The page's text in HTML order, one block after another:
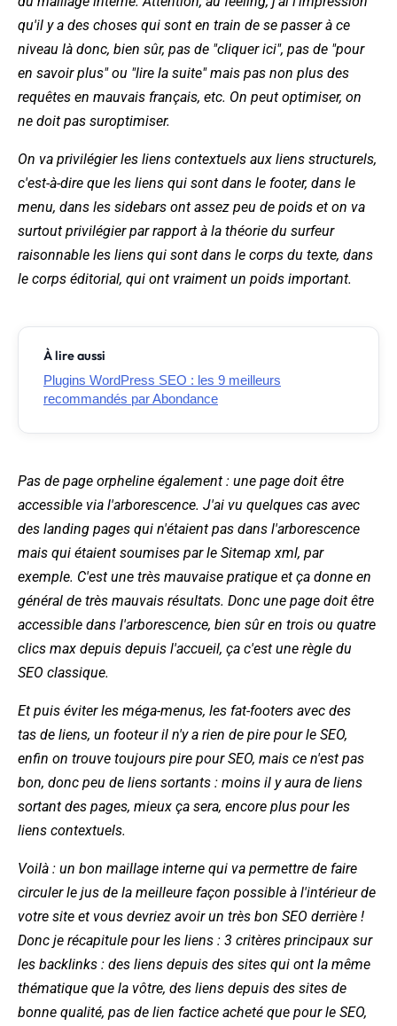
qu'il y a des choses qui sont en train de se passer à ce
niveau là donc, bien sûr, pas de "cliquer ici", pas de "pour
en savoir plus" ou "lire la suite" mais pas non plus des
requêtes en mauvais français, etc. On peut optimiser, on
ne doit pas suroptimiser.
On va privilégier les liens contextuels aux liens structurels,
c'est-à-dire que les liens qui sont dans le footer, dans le
menu, dans les sidebars ont assez peu de poids et on va
surtout privilégier par rapport à la théorie du surfeur
raisonnable les liens qui sont dans le corps du texte, dans
le corps éditorial, qui ont vraiment un poids important.
À lire aussi
Plugins WordPress SEO : les 9 meilleurs
recommandés par Abondance
Pas de page orpheline également : une page doit être
accessible via l'arborescence. J'ai vu quelques cas avec
des landing pages qui n'étaient pas dans l'arborescence
mais qui étaient soumises par le Sitemap xml, par
exemple. C'est une très mauvaise pratique et ça donne en
général de très mauvais résultats. Donc une page doit être
accessible dans l'arborescence, bien sûr en trois ou quatre
clics max depuis depuis l'accueil, ça c'est une règle du
SEO classique.
Et puis éviter les méga-menus, les fat-footers avec des
tas de liens, un footeur il n'y a rien de pire pour le SEO,
enfin on trouve toujours pire pour SEO, mais ce n'est pas
bon, donc peu de liens sortants : moins il y aura de liens
sortant des pages, mieux ça sera, encore plus pour les
liens contextuels.
Voilà : un bon maillage interne qui va permettre de faire
circuler le jus de la meilleure façon possible à l'intérieur de
votre site et vous devriez avoir un très bon SEO derrière !
Donc je récapitule pour les liens : 3 critères principaux sur
les backlinks : des liens depuis des sites qui ont la même
thématique que la vôtre, des liens depuis des sites de
bonne qualité, pas de lien factice acheté que pour le SEO,